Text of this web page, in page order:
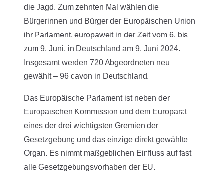
die Jagd. Zum zehnten Mal wählen die
Bürgerinnen und Bürger der Europäischen Union
ihr Parlament, europaweit in der Zeit vom 6. bis
zum 9. Juni, in Deutschland am 9. Juni 2024.
Insgesamt werden 720 Abgeordneten neu
gewählt – 96 davon in Deutschland.
Das Europäische Parlament ist neben der
Europäischen Kommission und dem Europarat
eines der drei wichtigsten Gremien der
Gesetzgebung und das einzige direkt gewählte
Organ. Es nimmt maßgeblichen Einfluss auf fast
alle Gesetzgebungsvorhaben der EU.